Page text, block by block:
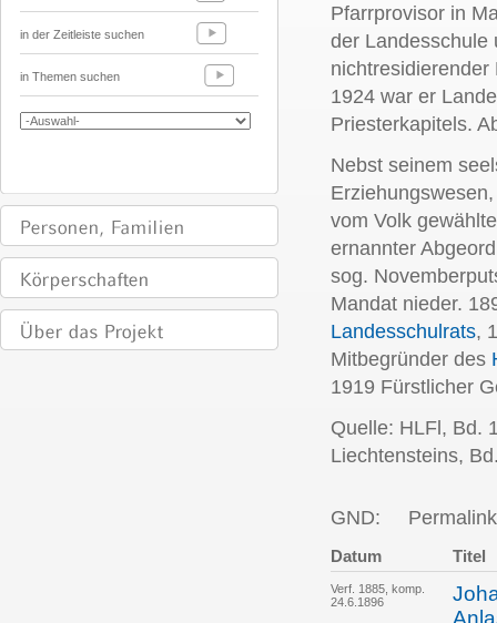
in der Zeitleiste suchen
in Themen suchen
Pfarrprovisor in
der Landesschule
1924 war er
Priesterkapitels.
Nebst seinem
vom Volk
ernannter
sog.
Mandat nieder.
Landesschulrats,
Mitbegründer des
1919 Fürstlicher
Quelle: HLFl, Bd.
Liechtensteins,
GND:
Datum Titel
Verf. 1885, komp.
24.6.1896